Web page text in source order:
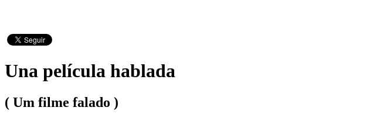
Una película hablada
( Um filme falado )